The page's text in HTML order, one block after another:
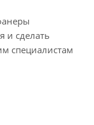
и сделать
специалистам